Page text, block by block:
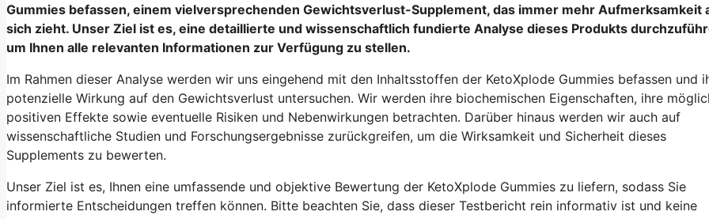
Gummies befassen, einem vielversprechenden Gewichtsverlust-Supplement, das immer mehr Aufmerksamkeit
sich zieht. Unser Ziel ist es, eine detaillierte und wissenschaftlich fundierte Analyse dieses Produkts
um Ihnen alle relevanten Informationen zur Verfügung zu stellen.
Im Rahmen dieser Analyse werden wir uns eingehend mit den Inhaltsstoffen der KetoXplode Gummies befassen und
potenzielle Wirkung auf den Gewichtsverlust untersuchen. Wir werden ihre biochemischen Eigenschaften, ihre
positiven Effekte sowie eventuelle Risiken und Nebenwirkungen betrachten. Darüber hinaus werden wir auch auf
wissenschaftliche Studien und Forschungsergebnisse zurückgreifen, um die Wirksamkeit und Sicherheit dieses
Supplements zu bewerten.
Unser Ziel ist es, Ihnen eine umfassende und objektive Bewertung der KetoXplode Gummies zu liefern, sodass Sie
informierte Entscheidungen treffen können. Bitte beachten Sie, dass dieser Testbericht rein informativ ist und keine